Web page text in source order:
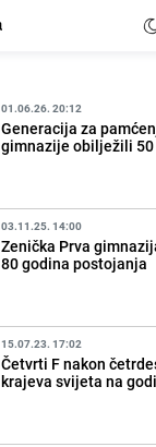
01.06.26. 20:12
Generacija za
gimnazije obilježili
03.11.25. 14:00
Zenička Prva
80 godina postojanja
15.07.23. 17:02
Četvrti F nakon
krajeva svijeta na